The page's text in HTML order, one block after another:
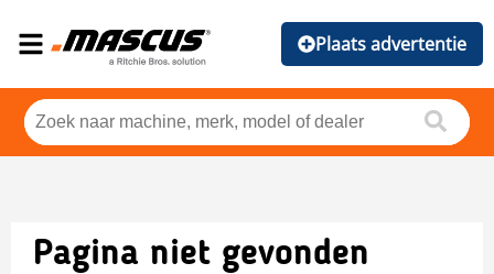
Plaats advertentie
Pagina niet gevonden